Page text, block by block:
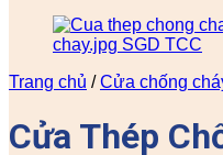
Trang chủ / Cửa chống
Cửa Thép